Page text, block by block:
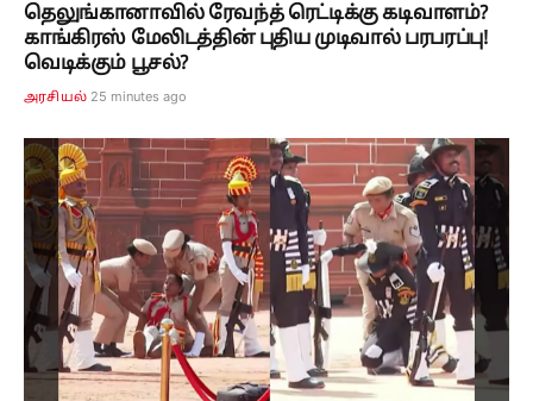
தெலுங்கானாவில் ரேவந்த் ரெட்டிக்கு கடிவாளம்?
காங்கிரஸ் மேலிடத்தின் புதிய முடிவால் பரபரப்பு!
வெடிக்கும் பூசல்?
அரசியல் 25 minutes ago